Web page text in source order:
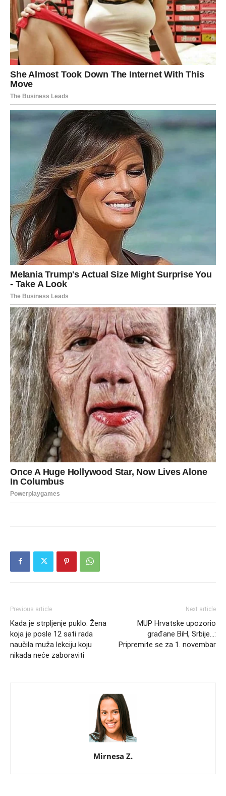
Previous article
Kada je strpljenje puklo: Žena
koja je posle 12 sati rada
naučila muža lekciju koju
nikada neće zaboraviti
Next article
MUP Hrvatske upozorio
građane BiH, Srbije…:
Pripremite se za 1. novembar
Mirnesa Z.